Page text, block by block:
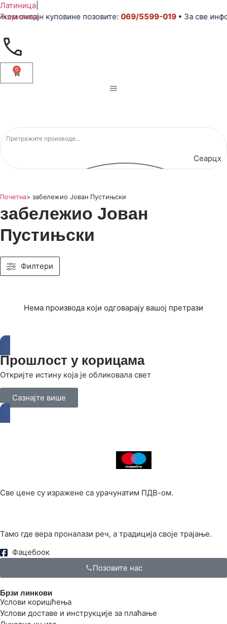
Латиница
Ћирилица
онлајн куповине позовите:069/5599-019• За све
0
Сеарцх
Почетна> забележио Јован Пустињски
забележио Јован
Пустињски
Филтери
Нема производа који одговарају вашој претрази
Прошлост у корицама
Откријте истину која је обликовала свет
Сазнајте више
Све цене су изражене са урачунатим ПДВ-ом.
Тамо где вера проналази реч, а традиција своје трајање.
Фацебоок
Позовите нас
Брзи линкови
Услови коришћења
Услови доставе и инструкције за плаћање